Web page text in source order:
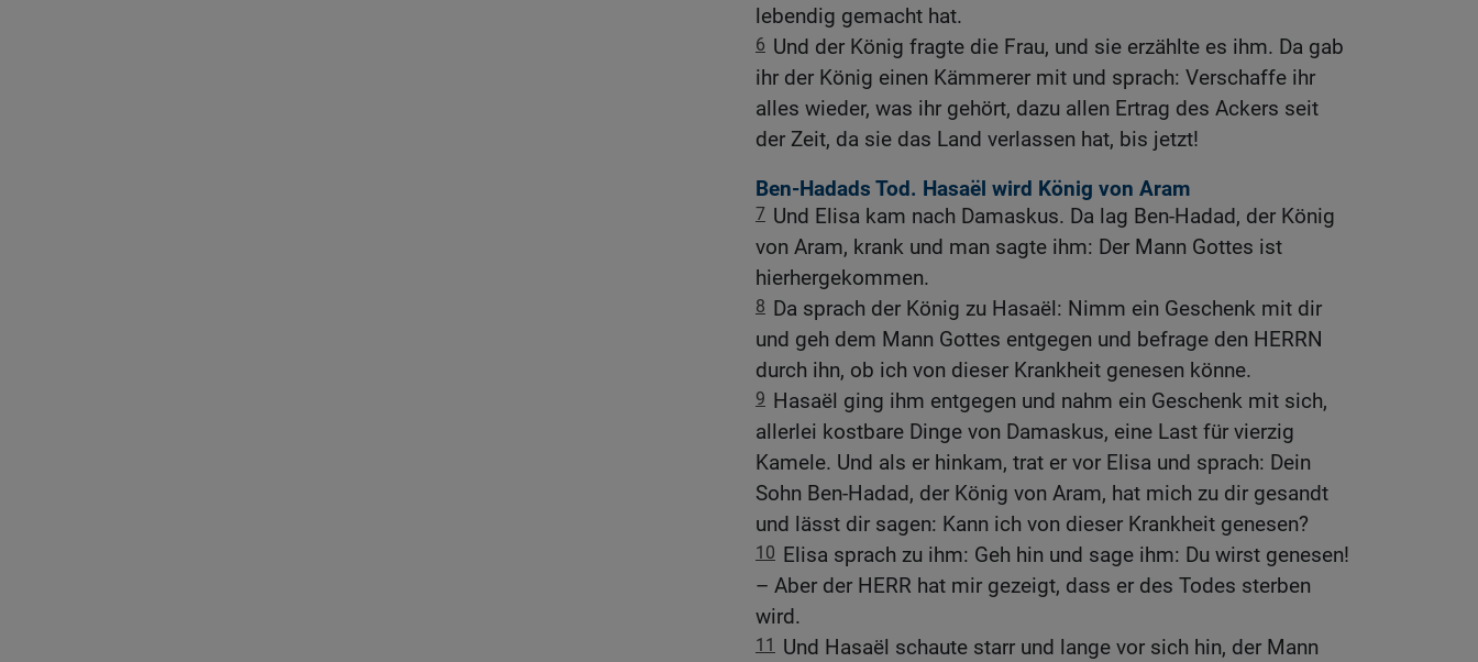
lebendig gemacht hat.
6 Und der König fragte die Frau, und sie erzählte es ihm. Da gab
ihr der König einen Kämmerer mit und sprach: Verschaffe ihr
alles wieder, was ihr gehört, dazu allen Ertrag des Ackers seit
der Zeit, da sie das Land verlassen hat, bis jetzt!
Ben-Hadads Tod. Hasaël wird König von Aram
7 Und Elisa kam nach Damaskus. Da lag Ben-Hadad, der König
von Aram, krank und man sagte ihm: Der Mann Gottes ist
hierhergekommen.
8 Da sprach der König zu Hasaël: Nimm ein Geschenk mit dir
und geh dem Mann Gottes entgegen und befrage den HERRN
durch ihn, ob ich von dieser Krankheit genesen könne.
9 Hasaël ging ihm entgegen und nahm ein Geschenk mit sich,
allerlei kostbare Dinge von Damaskus, eine Last für vierzig
Kamele. Und als er hinkam, trat er vor Elisa und sprach: Dein
Sohn Ben-Hadad, der König von Aram, hat mich zu dir gesandt
und lässt dir sagen: Kann ich von dieser Krankheit genesen?
10 Elisa sprach zu ihm: Geh hin und sage ihm: Du wirst genesen!
– Aber der HERR hat mir gezeigt, dass er des Todes sterben
wird.
11
Und Hasaël schaute starr und lange vor sich hin, der Mann